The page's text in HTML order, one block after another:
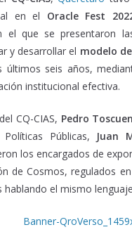
en el Oracle Fest
el que se presentaron
y desarrollar el modelo
últimos seis años,
institucional efectiva.
CQ-CIAS, Pedro
Públicas,
Juan
los encargados de
de Cosmos, regulados
hablando el mismo